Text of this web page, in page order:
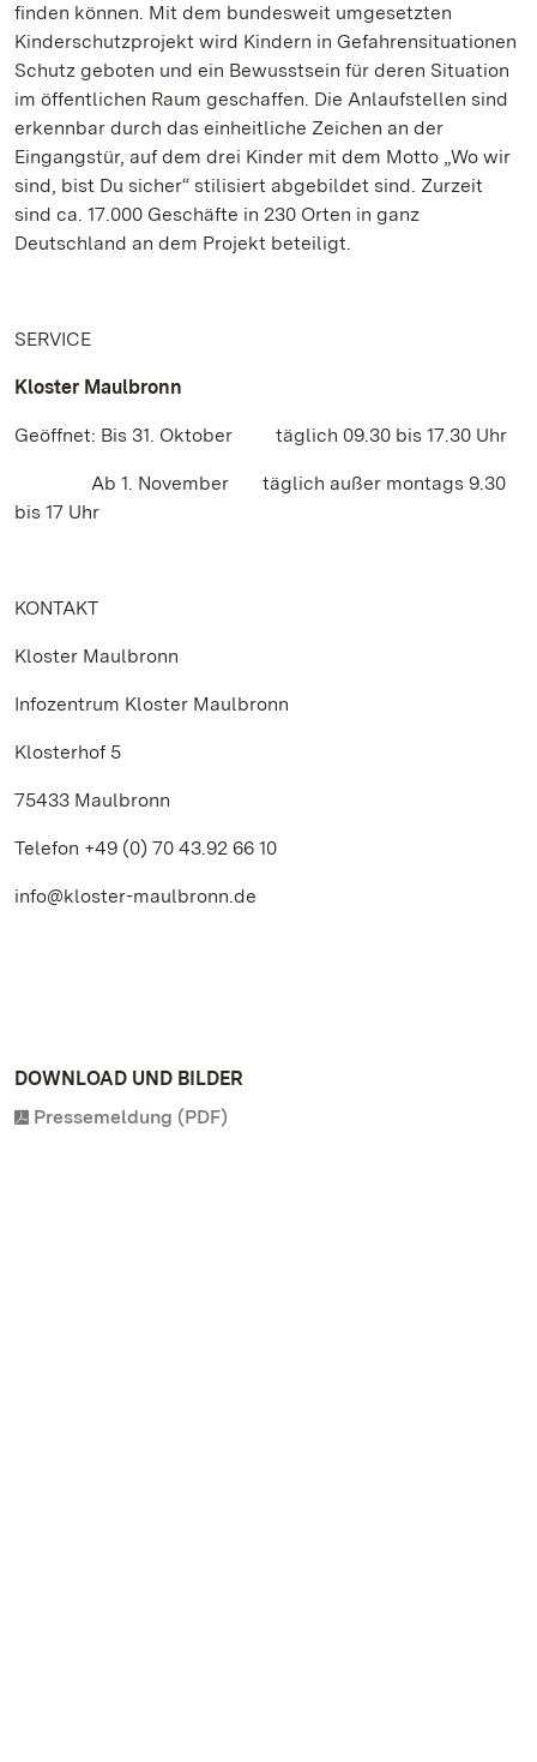
finden können. Mit dem bundesweit umgesetzten
Kinderschutzprojekt wird Kindern in Gefahrensituationen
Schutz geboten und ein Bewusstsein für deren Situation
im öffentlichen Raum geschaffen. Die Anlaufstellen sind
erkennbar durch das einheitliche Zeichen an der
Eingangstür, auf dem drei Kinder mit dem Motto „Wo wir
sind, bist Du sicher“ stilisiert abgebildet sind. Zurzeit
sind ca. 17.000 Geschäfte in 230 Orten in ganz
Deutschland an dem Projekt beteiligt.
SERVICE
Kloster Maulbronn
Geöffnet: Bis 31. Oktober täglich 09.30 bis 17.30 Uhr
Ab 1. November täglich außer montags 9.30
bis 17 Uhr
KONTAKT
Kloster Maulbronn
Infozentrum Kloster Maulbronn
Klosterhof 5
75433 Maulbronn
Telefon +49 (0) 70 43.92 66 10
info@kloster-maulbronn.de
DOWNLOAD UND BILDER
Pressemeldung (PDF)